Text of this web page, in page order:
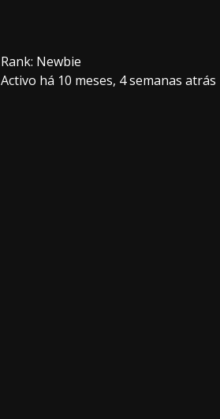
Rank: Newbie
Activo há 10 meses, 4 semanas atrás